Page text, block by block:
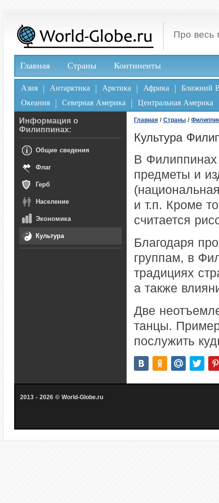
Про весь
Главная Страны Континенты
Азия Антарктика Арктика Африка
Ближний
Океания
Северная Америка Центральная Америка
Главная / Страны /
Культура
В Филиппинах
предметы и
и т.п. Кроме
считается
Благодаря
группам, в
традициях
а также
Две
танцы.
послужить
Информация о
Филиппинах:
Общие сведения
Флаг
Герб
Население
Экономика
Культура
2013 - 2026 © World-Globe.ru